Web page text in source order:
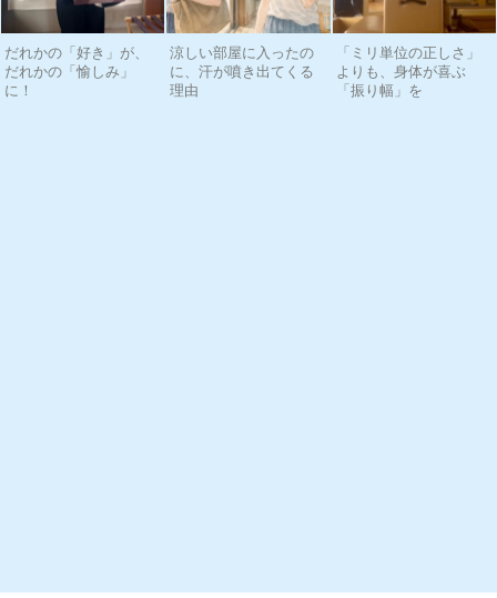
だれかの「好き」が、
だれかの「愉しみ」
に！
涼しい部屋に入ったの
に、汗が噴き出てくる
理由
「ミリ単位の正しさ」
よりも、身体が喜ぶ
「振り幅」を